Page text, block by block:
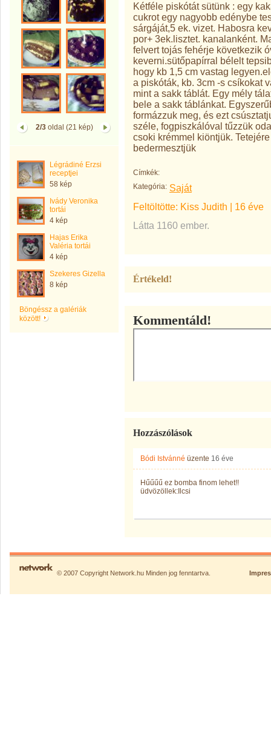
2/3oldal (21 kép)
Légrádiné Erzsi
receptjei
58 kép
Ivády Veronika
tortái
4 kép
Hajas Erika
Valéria tortái
4 kép
Szekeres Gizella
8 kép
Böngéssz a galériák
között!
Kétféle piskótát sütünk : egy
cukrot egy nagyobb edénybe
sárgáját,5 ek. vizet. Habosra
por+ 3ek.lisztet. kanalanként.
felvert tojás fehérje következik
keverni.sütőpapírral bélelt
hogy kb 1,5 cm vastag
a piskóták, kb. 3cm -s csíkokat
mint a sakk táblát. Egy mély
bele a sakk táblánkat.
formázzuk meg, és ezt
széle, fogpiszkálóval tűzzük
csoki krémmel kiöntjük.
bedermesztjük
Címkék:
Kategória: Saját
Feltöltötte: Kiss Judith | 16 éve
Látta 1160 ember.
Értékeld!
Kommentáld!
Hozzászólások
Bódi Istvánné üzente 16 éve
Hűűűű ez bomba finom lehet!!
üdvözöllek:Ilcsi
© 2007 Copyright Network.hu Minden jog fenntartva.